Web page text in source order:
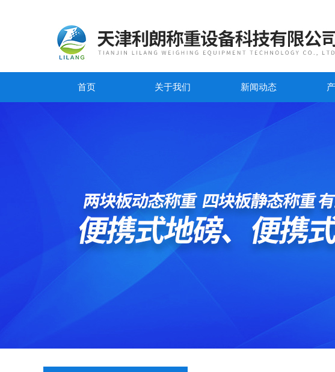
首页 关于我们 新闻动态